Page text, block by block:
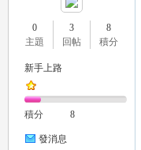
0
主題
3
回帖
8
積分
新手上路
積分 8
發消息